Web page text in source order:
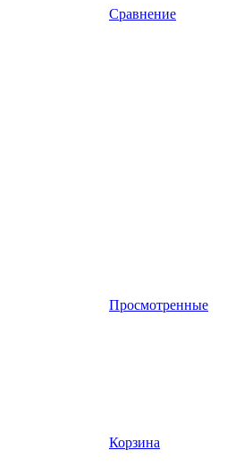
Сравнение
Просмотренные
Корзина